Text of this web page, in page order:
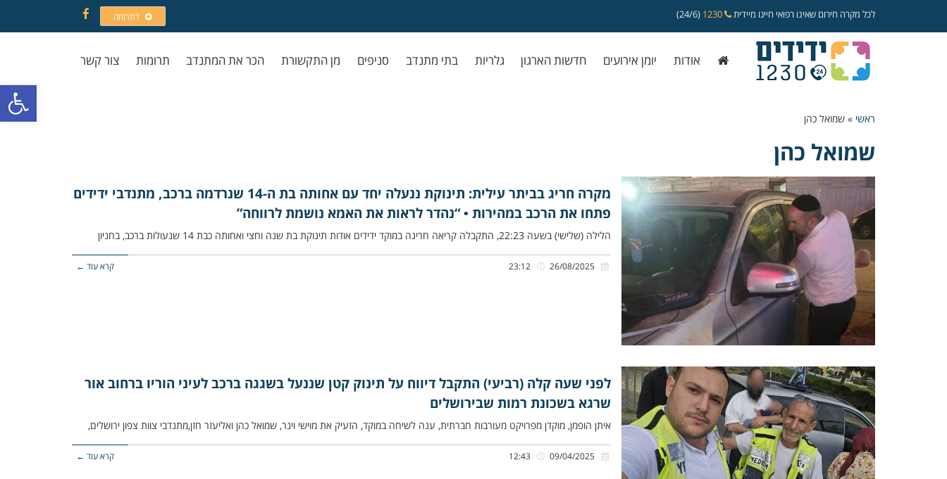
פתח
לכל מקרה חירום שאינו רפואי חייגו מיידית (24/6) לתרומה
Facebook
אודות יומן אירועים חדשות הארגון גלריות בתי מתנדב סניפים מן התקשורת הכר את המתנדב תרומות צור קשר
ראשי » שמואל כהן
שמואל כהן
מקרה חריג בביתר עילית: תינוקת ננעלה יחד עם אחותה בת ה-14 שנרדמה ברכב, מתנדבי ידידים
פתחו את הרכב במהירות • “נהדר לראות את האמא נושמת לרווחה”
הלילה (שלישי) בשעה 22:23, התקבלה קריאה חריגה במוקד ידידים אודות תינוקת בת שנה וחצי ואחותה כבת 14 שנעולות ברכב, בחניון
קרא עוד ←
לפני שעה קלה (רביעי) התקבל דיווח על תינוק קטן שננעל בשגגה ברכב לעיני הוריו ברחוב אור
שרגא בשכונת רמות שבירושלים
איתן הופמן, מוקדן מפרויקט מעורבות חברתית, ענה לשיחה במוקד, הזעיק את מוישי וינר, שמואל כהן ואליעזר חזן,מתנדבי צוות צפון ירושלים,
קרא עוד ←